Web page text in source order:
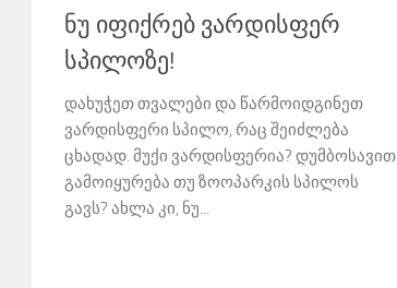
ნუ იფიქრებ ვარდისფერ
სპილოზე!
დახუჭეთ თვალები და წარმოიდგინეთ
ვარდისფერი სპილო, რაც შეიძლება
ცხადად. მუქი ვარდისფერია? დუმბოსავით
გამოიყურება თუ ზოოპარკის სპილოს
გავს? ახლა კი, ნუ...